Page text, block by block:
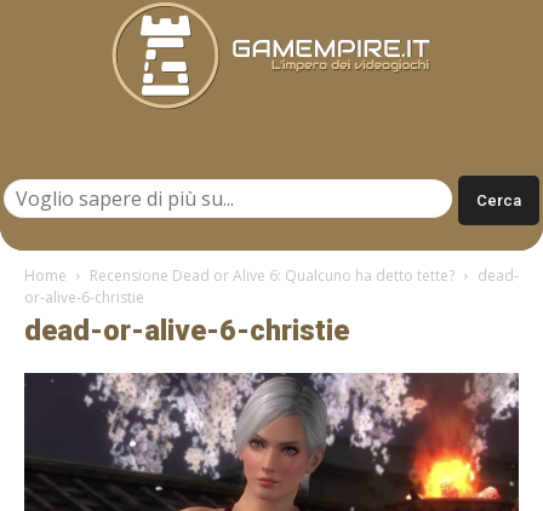
Home Recensione Dead or Alive 6: Qualcuno ha detto tette?
dead-
or-alive-6-christie
dead-or-alive-6-christie